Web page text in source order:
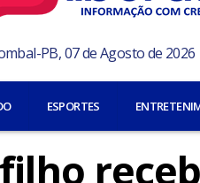
PB, 07 de Agosto de 2026
ESPORTES